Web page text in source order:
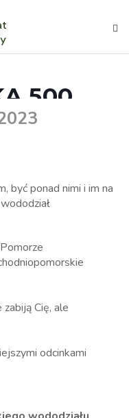
500
być ponad nimi i im na
Cię, ale
odcinkami